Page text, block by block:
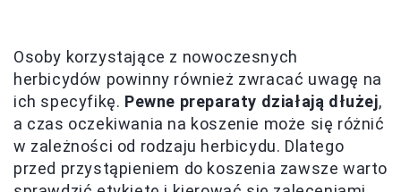
Osoby korzystające z nowoczesnych
herbicydów powinny również zwracać uwagę na
ich specyfikę. Pewne preparaty działają dłużej,
a czas oczekiwania na koszenie może się różnić
w zależności od rodzaju herbicydu. Dlatego
przed przystąpieniem do koszenia zawsze warto